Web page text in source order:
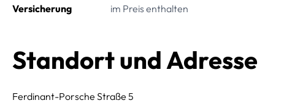
Versicherung
im Preis enthalten
Standort und Adresse
Ferdinant-Porsche Straße 5